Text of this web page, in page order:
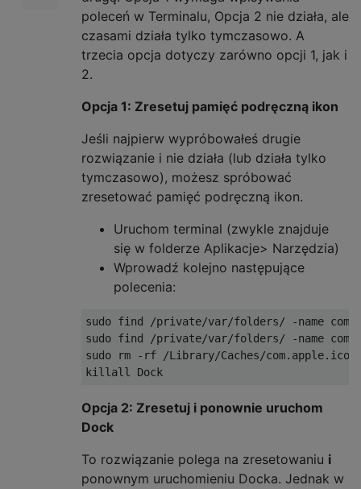
poleceń w Terminalu, Opcja 2 nie działa, ale
czasami działa tylko tymczasowo. A
trzecia opcja dotyczy zarówno opcji 1, jak i
2.
Opcja 1: Zresetuj pamięć podręczną ikon
Jeśli najpierw wypróbowałeś drugie
rozwiązanie i nie działa (lub działa tylko
tymczasowo), możesz spróbować
zresetować pamięć podręczną ikon.
Uruchom terminal (zwykle znajduje
się w folderze Aplikacje> Narzędzia)
Wprowadź kolejno następujące
polecenia:
sudo find /private/var/folders/ -name
sudo find /private/var/folders/ -name
sudo rm -rf /Library/Caches/
Opcja 2: Zresetuj i ponownie uruchom
Dock
To rozwiązanie polega na zresetowaniu i
ponownym uruchomieniu Docka. Jednak w